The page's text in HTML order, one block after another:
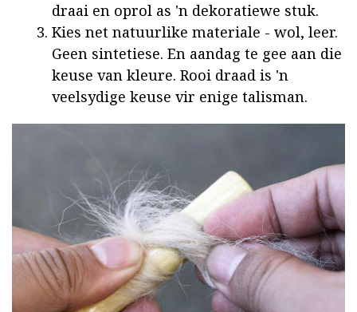
draai en oprol as 'n dekoratiewe stuk.
Kies net natuurlike materiale - wol, leer.
Geen sintetiese. En aandag te gee aan die
keuse van kleure. Rooi draad is 'n
veelsydige keuse vir enige talisman.